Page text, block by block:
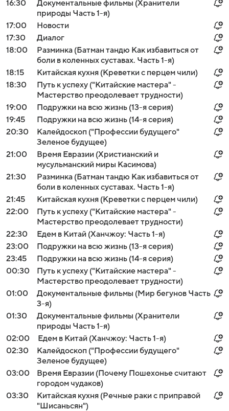
16:30
Документальные фильмы (Хранители
природы Часть 1-я)
17:00
Новости
17:30
Диалог
18:00
Разминка (Батман тандю Как избавиться от
боли в коленных суставах. Часть 1-я)
18:15
Китайская кухня (Креветки с перцем чили)
18:30
Путь к успеху ("Китайские мастера" -
Мастерство преодолевает трудности)
19:00
Подружки на всю жизнь (13-я серия)
19:45
Подружки на всю жизнь (14-я серия)
20:30
Калейдоскоп ("Профессии будущего"
Зеленое будущее)
21:00
Время Евразии (Христианский и
мусульманский миры Касимова)
21:30
Разминка (Батман тандю Как избавиться от
боли в коленных суставах. Часть 1-я)
21:45
Китайская кухня (Креветки с перцем чили)
22:00
Путь к успеху ("Китайские мастера" -
Мастерство преодолевает трудности)
22:30
Едем в Китай (Ханчжоу: Часть 1-я)
23:00
Подружки на всю жизнь (13-я серия)
23:45
Подружки на всю жизнь (14-я серия)
00:30
Путь к успеху ("Китайские мастера" -
Мастерство преодолевает трудности)
01:00
Документальные фильмы (Мир бегунов Часть
3-я)
01:30
Документальные фильмы (Хранители
природы Часть 1-я)
02:00
Едем в Китай (Ханчжоу: Часть 1-я)
02:30
Калейдоскоп ("Профессии будущего"
Зеленое будущее)
03:00
Время Евразии (Почему Пошехонье считают
городом чудаков)
03:30
Китайская кухня (Речные раки с приправой
"Шисаньсян")